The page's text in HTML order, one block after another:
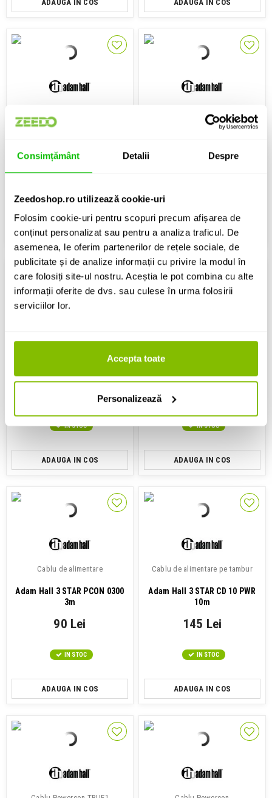
Consimțământ Detalii Despre
Zeedoshop.ro utilizează cookie-uri
Folosim cookie-uri pentru scopuri precum afișarea de
conținut personalizat sau pentru a analiza traficul. De
asemenea, le oferim partenerilor de rețele sociale, de
publicitate și de analize informații cu privire la modul în
care folosiți site-ul nostru. Aceștia le pot combina cu alte
informații oferite de dvs. sau culese în urma folosirii
serviciilor lor.
Accepta toate
Personalizează
ADAUGA IN COS ADAUGA IN COS
134 Lei
IN STOC
ADAUGA IN COS
Adam Hall 5 STAR TCON L 0150
ADAUGA IN COS
Cablu audio hibrid
Adam Hall 5 STAR H PCON A
IN STOC
ADAUGA IN COS
Cablu audio hibrid
Adam Hall 5 STAR H PCON A
IN STOC
ADAUGA IN COS
Cablu de alimentare
Adam Hall 3 STAR PCON 0300
3m
90 Lei
IN STOC
ADAUGA IN COS
Cablu de alimentare pe tambur
Adam Hall 3 STAR CD 10 PWR
10m
145 Lei
IN STOC
ADAUGA IN COS